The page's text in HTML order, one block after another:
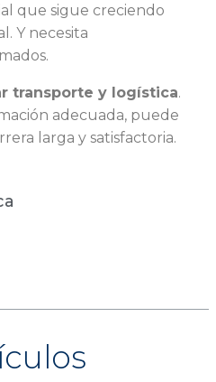
que sigue creciendo
Y necesita
transporte y logística.
adecuada, puede
larga y satisfactoria.